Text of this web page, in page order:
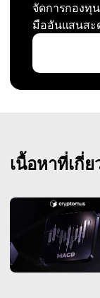
จัดการกองทุ
มืออันแสนสะ
เนื้อหาที่เกี่ย